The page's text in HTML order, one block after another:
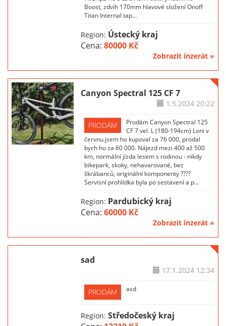
Boost, zdvih 170mm hlavové složení Onoff
Titan Internal tap...
Region: Ústecký kraj
Cena:80000 Kč
Zobrazit inzerát »
Canyon Spectral 125 CF 7
1.5.202420:22
PRODÁM
Prodám Canyon Spectral 125
CF 7 vel. L (180-194cm) Loni v
červnu jsem ho kupoval za 76 000, prodal
bych ho za 60 000. Nájezd mezi 400 až 500
km, normální jízda lesem s rodinou - nikdy
bikepark, skoky, nehavarované, bez
škrábanců, originální komponenty ????
Servisní prohlídka byla po sestavení a p...
Region: Pardubický kraj
Cena:60000 Kč
Zobrazit inzerát »
sad
17.1.202412:34
PRODÁM asd
Region:Středočeský kraj